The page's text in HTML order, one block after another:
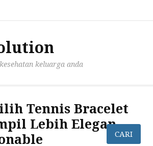
Kami
Policy
keluarga anda
Tennis Bracelet
Lebih Elegan